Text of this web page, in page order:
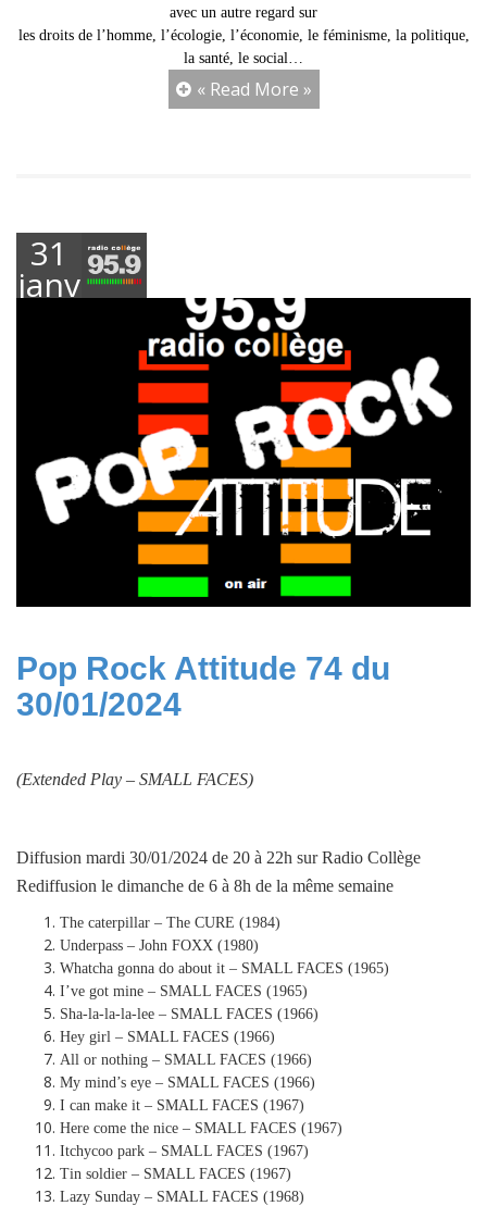
avec un autre regard sur
les droits de l’homme, l’écologie, l’économie, le féminisme, la politique,
la santé, le social…
« Read More »
31
janvier
Pop Rock Attitude 74 du
30/01/2024
(Extended Play – SMALL FACES)
Diffusion mardi 30/01/2024 de 20 à 22h sur Radio Collège
Rediffusion le dimanche de 6 à 8h de la même semaine
The caterpillar – The CURE (1984)
Underpass – John FOXX (1980)
Whatcha gonna do about it – SMALL FACES (1965)
I’ve got mine – SMALL FACES (1965)
Sha-la-la-la-lee – SMALL FACES (1966)
Hey girl – SMALL FACES (1966)
All or nothing – SMALL FACES (1966)
My mind’s eye – SMALL FACES (1966)
I can make it – SMALL FACES (1967)
Here come the nice – SMALL FACES (1967)
Itchycoo park – SMALL FACES (1967)
Tin soldier – SMALL FACES (1967)
Lazy Sunday – SMALL FACES (1968)